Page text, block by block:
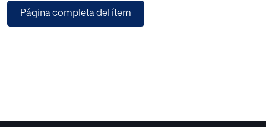
fetal— han sido notoriamente subestimados, al menos
hasta décadas recientes.
Página completa del ítem